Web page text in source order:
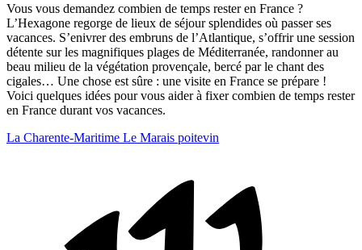
Vous vous demandez combien de temps rester en France ?
L’Hexagone regorge de lieux de séjour splendides où passer ses
vacances. S’enivrer des embruns de l’Atlantique, s’offrir une session
détente sur les magnifiques plages de Méditerranée, randonner au
beau milieu de la végétation provençale, bercé par le chant des
cigales… Une chose est sûre : une visite en France se prépare !
Voici quelques idées pour vous aider à fixer combien de temps rester
en France durant vos vacances.
La Charente-Maritime Le Marais poitevin